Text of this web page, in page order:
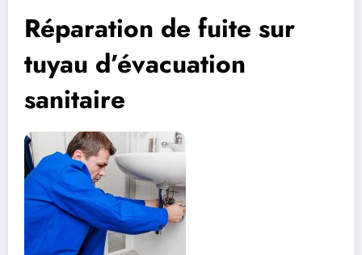
Réparation de fuite sur
tuyau d’évacuation
sanitaire